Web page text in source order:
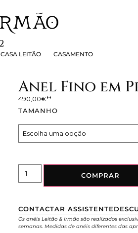
CASA LEITÃO CASAMENTO
CASA LEITÃO
Anel Fino em
490,00€
TAMANHO
COMPRAR
CONTACTAR ASSISTENTE
Os anéis Leitão & Irmão são realizados
semanas. Medidas de anéis diferentes das